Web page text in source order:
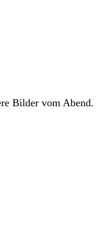
Bilder vom Abend.